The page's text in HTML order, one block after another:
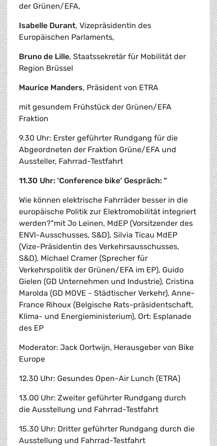
der Grünen/EFA,
Isabelle Durant, Vizepräsidentin des
Europäischen Parlaments,
Bruno de Lille, Staatssekretär für Mobilität der
Region Brüssel
Maurice Manders, Präsident von ETRA
mit gesundem Frühstück der Grünen/EFA
Fraktion
9.30 Uhr: Erster geführter Rundgang für die
Abgeordneten der Fraktion Grüne/EFA und
Aussteller, Fahrrad-Testfahrt
11.30 Uhr: 'Conference bike' Gespräch: "
Wie können elektrische Fahrräder besser in die
europäische Politik zur Elektromobilität integriert
werden?"mit Jo Leinen, MdEP (Vorsitzender des
ENVI-Ausschusses, S&D), Silvia Ticau MdEP
(Vize-Präsidentin des Verkehrsausschusses,
S&D), Michael Cramer (Sprecher für
Verkehrspolitik der Grünen/EFA im EP), Guido
Gielen (GD Unternehmen und Industrie), Cristina
Marolda (GD MOVE - Städtischer Verkehr), Anne-
France Rihoux (Belgische Rats-präsidentschaft,
Klima- und Energieministerium), Ort: Esplanade
des EP
Moderator: Jack Oortwijn, Herausgeber von Bike
Europe
12.30 Uhr: Gesundes Open-Air Lunch (ETRA)
13.00 Uhr: Zweiter geführter Rundgang durch
die Ausstellung und Fahrrad-Testfahrt
15.30 Uhr: Dritter geführter Rundgang durch die
Ausstellung und Fahrrad-Testfahrt